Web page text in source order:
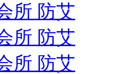
所 防艾
所 防艾
所 防艾